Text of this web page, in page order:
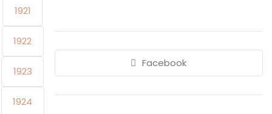
1921
1922
1923
1924
Facebook